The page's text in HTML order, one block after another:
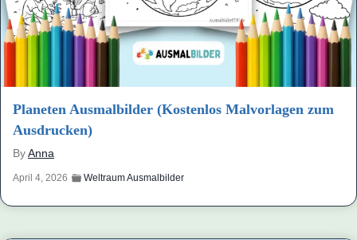
Planeten Ausmalbilder (Kostenlos Malvorlagen zum
Ausdrucken)
ByAnna
April 4, 2026 Weltraum Ausmalbilder